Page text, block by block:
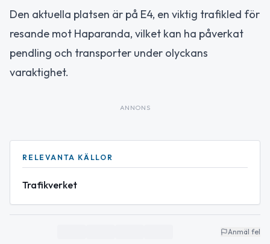
Den aktuella platsen är på E4, en viktig trafikled för
resande mot Haparanda, vilket kan ha påverkat
pendling och transporter under olyckans
varaktighet.
ANNONS
RELEVANTA KÄLLOR
Trafikverket
Anmäl fel